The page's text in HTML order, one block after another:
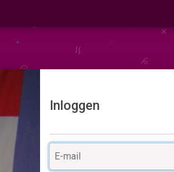
Inloggen